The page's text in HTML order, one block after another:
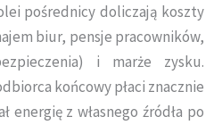
pośrednicy doliczają koszty
biur, pensje pracowników,
i marże zysku.
końcowy płaci znacznie
energię z własnego źródła po